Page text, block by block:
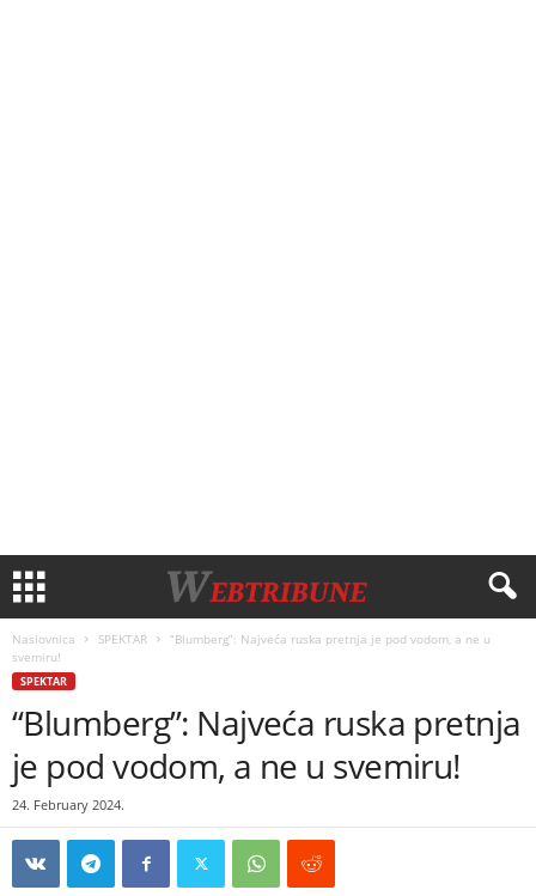
Naslovnica SPEKTAR
“Blumberg”: Najveća ruska pretnja je pod vodom, a ne u
svemiru!
SPEKTAR
“Blumberg”: Najveća ruska pretnja
je pod vodom, a ne u svemiru!
24. February 2024.